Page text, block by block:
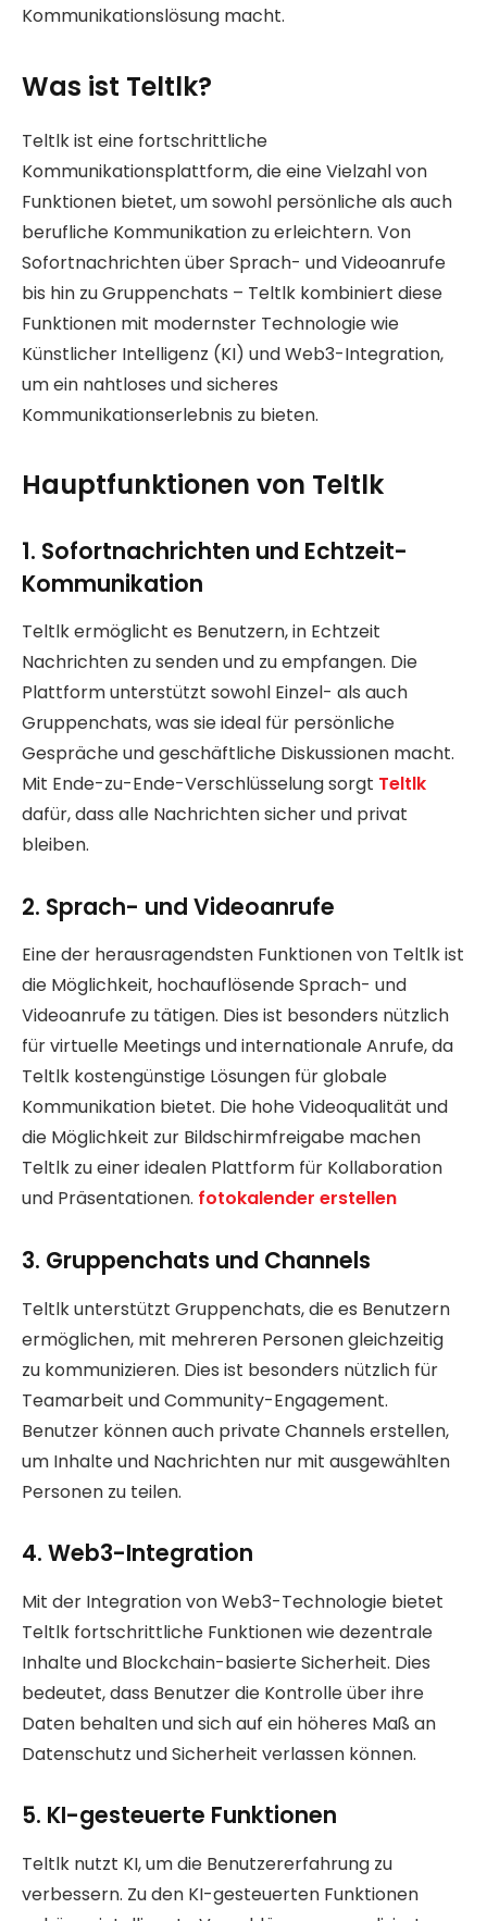
Kommunikationslösung macht.
Was ist Teltlk?
Teltlk ist eine fortschrittliche
Kommunikationsplattform, die eine Vielzahl von
Funktionen bietet, um sowohl persönliche als auch
berufliche Kommunikation zu erleichtern. Von
Sofortnachrichten über Sprach- und Videoanrufe
bis hin zu Gruppenchats – Teltlk kombiniert diese
Funktionen mit modernster Technologie wie
Künstlicher Intelligenz (KI) und Web3-Integration,
um ein nahtloses und sicheres
Kommunikationserlebnis zu bieten.
Hauptfunktionen von Teltlk
1. Sofortnachrichten und Echtzeit-
Kommunikation
Teltlk ermöglicht es Benutzern, in Echtzeit
Nachrichten zu senden und zu empfangen. Die
Plattform unterstützt sowohl Einzel- als auch
Gruppenchats, was sie ideal für persönliche
Gespräche und geschäftliche Diskussionen macht.
Mit Ende-zu-Ende-Verschlüsselung sorgt Teltlk
dafür, dass alle Nachrichten sicher und privat
bleiben.
2. Sprach- und Videoanrufe
Eine der herausragendsten Funktionen von Teltlk ist
die Möglichkeit, hochauflösende Sprach- und
Videoanrufe zu tätigen. Dies ist besonders nützlich
für virtuelle Meetings und internationale Anrufe, da
Teltlk kostengünstige Lösungen für globale
Kommunikation bietet. Die hohe Videoqualität und
die Möglichkeit zur Bildschirmfreigabe machen
Teltlk zu einer idealen Plattform für Kollaboration
und Präsentationen. fotokalender erstellen
3. Gruppenchats und Channels
Teltlk unterstützt Gruppenchats, die es Benutzern
ermöglichen, mit mehreren Personen gleichzeitig
zu kommunizieren. Dies ist besonders nützlich für
Teamarbeit und Community-Engagement.
Benutzer können auch private Channels erstellen,
um Inhalte und Nachrichten nur mit ausgewählten
Personen zu teilen.
4. Web3-Integration
Mit der Integration von Web3-Technologie bietet
Teltlk fortschrittliche Funktionen wie dezentrale
Inhalte und Blockchain-basierte Sicherheit. Dies
bedeutet, dass Benutzer die Kontrolle über ihre
Daten behalten und sich auf ein höheres Maß an
Datenschutz und Sicherheit verlassen können.
5. KI-gesteuerte Funktionen
Teltlk nutzt KI, um die Benutzererfahrung zu
verbessern. Zu den KI-gesteuerten Funktionen